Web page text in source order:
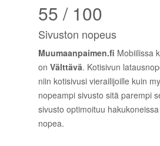
55 / 100
Sivuston nopeus
Muumaanpaimen.fi Mobiilissa
on Välttävä. Kotisivun
niin kotisivusi vierailijoille kuin
nopeampi sivusto sitä parempi
sivusto optimoituu
nopea.